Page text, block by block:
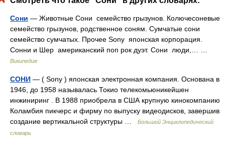
Сони — Животные Сони семейство грызунов. Колючесоневые
семейство грызунов, родственное соням. Сумчатые сони
семейство сумчатых. Прочее Sony японская корпорация.
Сонни и Шер американский поп рок дуэт. Сони люди,… …
Википедия
СОНИ — ( Sony ) японская электронная компания. Основана в
1946, до 1958 называлась Токио телекомьюникейшен
инжиниринг . В 1988 приобрела в США крупную кинокомпанию
Коламбия пикчерс и фирму по выпуску видеодисков, завершив
создание вертикальной структуры …
Большой Энциклопедический
словарь